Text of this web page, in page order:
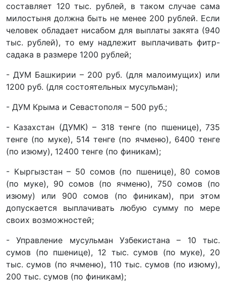
составляет 120 тыс. рублей, в таком случае сама
милостыня должна быть не менее 200 рублей. Если
человек обладает нисабом для выплаты закята (940
тыс. рублей), то ему надлежит выплачивать фитр-
садака в размере 1200 рублей;
- ДУМ Башкирии – 200 руб. (для малоимущих) или
1200 руб. (для состоятельных мусульман);
- ДУМ Крыма и Севастополя – 500 руб.;
- Казахстан (ДУМК) – 318 тенге (по пшенице), 735
тенге (по муке), 514 тенге (по ячменю), 6400 тенге
(по изюму), 12400 тенге (по финикам);
- Кыргызстан – 50 сомов (по пшенице), 80 сомов
(по муке), 90 сомов (по ячменю), 750 сомов (по
изюму) или 900 сомов (по финикам), при этом
допускается выплачивать любую сумму по мере
своих возможностей;
- Управление мусульман Узбекистана – 10 тыс.
сумов (по пшенице), 12 тыс. сумов (по муке), 20
тыс. сумов (по ячменю), 110 тыс. сумов (по изюму),
200 тыс. сумов (по финикам);